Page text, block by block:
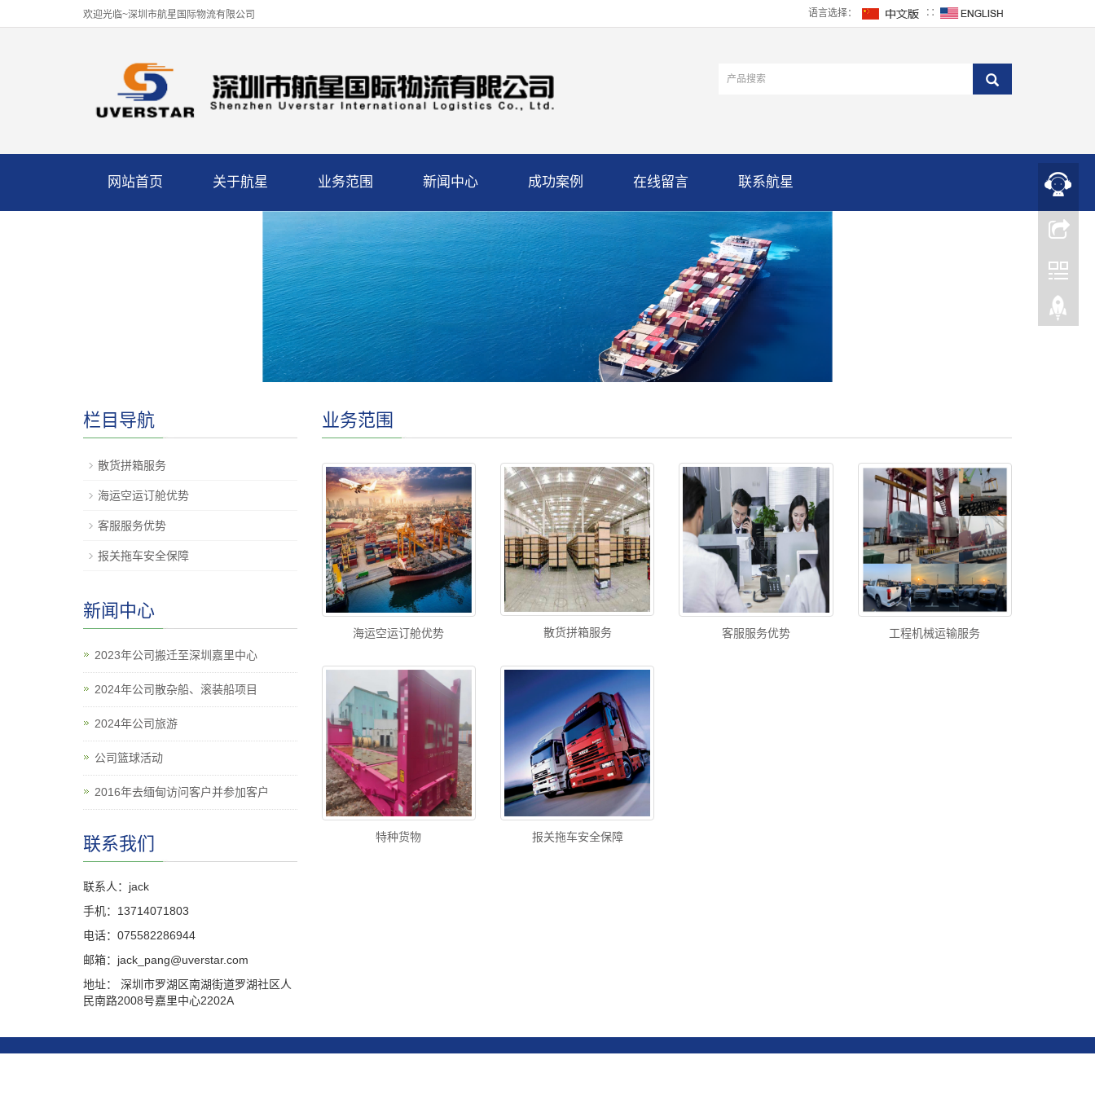
欢迎光临~深圳市航星国际物流有限公司 语言选择： ∷
网站首页 关于航星 业务范围 新闻中心 成功案例 在线留言 联系航星
业务范围
海运空运订舱优势 散货拼箱服务 客服服务优势 工程机械运输服务
特种货物 报关拖车安全保障
栏目导航
散货拼箱服务
海运空运订舱优势
客服服务优势
报关拖车安全保障
新闻中心
2023年公司搬迁至深圳嘉里中心
2024年公司散杂船、滚装船项目
2024年公司旅游
公司篮球活动
2016年去缅甸访问客户并参加客户
联系我们
联系人：jack
手机：13714071803
电话：075582286944
邮箱：jack_pang@uverstar.com
地址： 深圳市罗湖区南湖街道罗湖社区人
民南路2008号嘉里中心2202A